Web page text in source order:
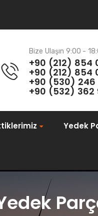
Bize Ulaşın 9:00 -
+90 (212) 854
+90 (212) 854
+90 (530) 246
+90 (532) 362
Yedek